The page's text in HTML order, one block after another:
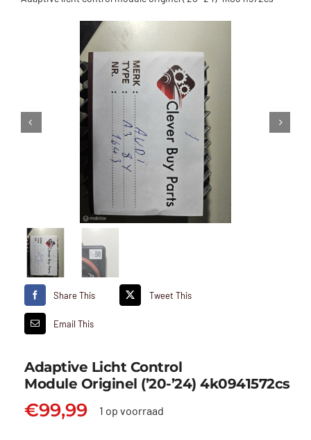
Share This Tweet This
Email This
Adaptive Licht Control
Module Originel (’20-’24) 4k0941572cs
€99,99 1 op voorraad